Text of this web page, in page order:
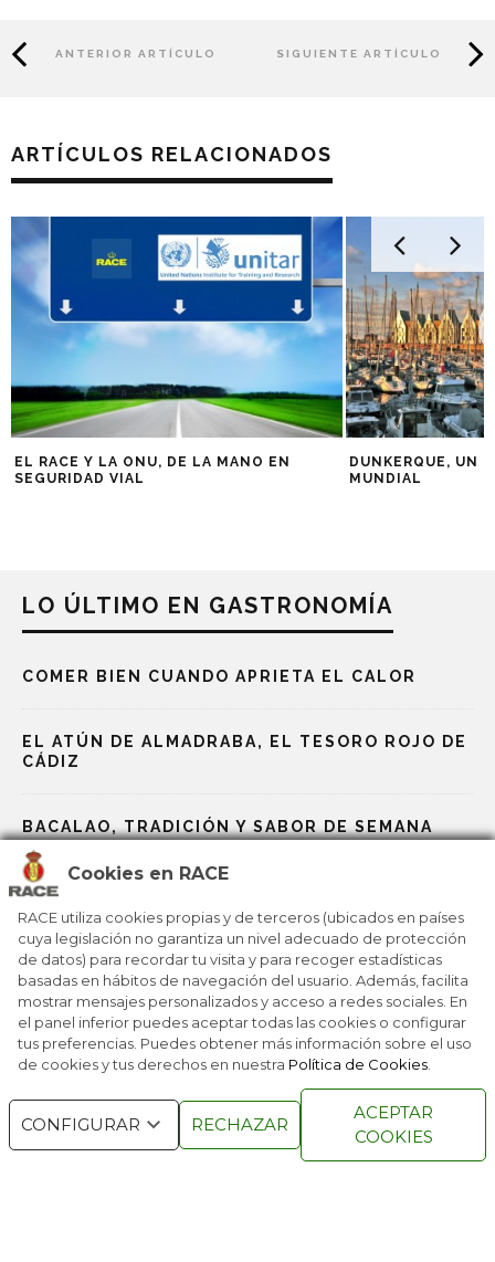
Cookies en RACE
RACE utiliza cookies propias y de terceros (ubicados en países
cuya legislación no garantiza un nivel adecuado de protección
de datos) para recordar tu visita y para recoger estadísticas
basadas en hábitos de navegación del usuario. Además, facilita
mostrar mensajes personalizados y acceso a redes sociales. En
el panel inferior puedes aceptar todas las cookies o configurar
tus preferencias. Puedes obtener más información sobre el uso
de cookies y tus derechos en nuestra Política de Cookies
CONFIGURAR RECHAZAR
ACEPTAR
COOKIES
ANTERIOR ARTÍCULO SIGUIENTE ARTÍCULO
ARTÍCULOS RELACIONADOS
EL RACE Y LA ONU, DE LA MANO EN
SEGURIDAD VIAL
DUNKERQUE, UN
MUNDIAL
LO ÚLTIMO EN GASTRONOMÍA
COMER BIEN CUANDO APRIETA EL CALOR
EL ATÚN DE ALMADRABA, EL TESORO ROJO DE
CÁDIZ
BACALAO, TRADICIÓN Y SABOR DE SEMANA
SANTA
ALTA COCINA VESTIDA DE TABERNA
UN VIAJE POR LA HISTORIA DEL CHOCOLATE
CALIENTE EN ESPAÑA
RACE © 2016TODOS LOS DERECHOS
RESERVADOS